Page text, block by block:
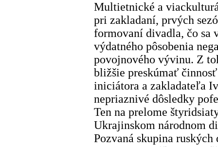
Multietnické a
pri zakladaní, prvých
formovaní divadla, čo sa
výdatného pôsobenia
povojnového vývinu. Z
bližšie preskúmať
iniciátora a zakladateľa
nepriaznivé dôsledky
Ten na prelome
Ukrajinskom národnom
Pozvaná skupina